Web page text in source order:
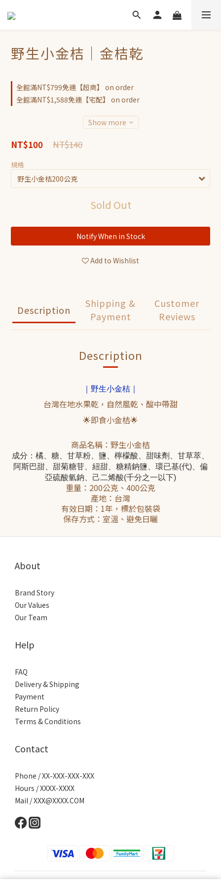
野生小金桔｜金桔乾
全館滿NT$799免運【超商】 on order
全館滿NT$1,588免運【宅配】 on order
Show more
NT$140
NT$100
規格
Sold Out
Notify When in Stock
Add to Wishlist
Description
Shipping &
Payment
Customer
Reviews
Description
｜野生小金桔｜
台灣在地水果乾，自然風乾、酸中帶甜
🌟即食小金桔🌟
商品名稱：野生小金桔
成分：橘、糖、甘草粉、鹽、檸檬酸、甜味劑、甘草萃、
阿斯巴甜、甜菊糖苷、紐甜、糖精鈉鹽、環已基(代)、偏
亞硫酸氫鈉、己二烯酸(千分之一以下)
重量：200公克、400公克
產地：台灣
有效日期：1年，標於包裝袋
保存方式：室溫、避免日曬
About
Brand Story
Our Values
Our Team
Help
FAQ
Delivery & Shipping
Payment
Return Policy
Terms & Conditions
Contact
Phone / XX-XXX-XXX-XXX
Hours / XXXX-XXXX
Mail / XXX@XXXX.COM